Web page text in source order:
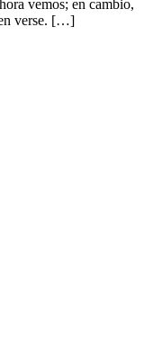
vemos; en cambio,
verse. […]